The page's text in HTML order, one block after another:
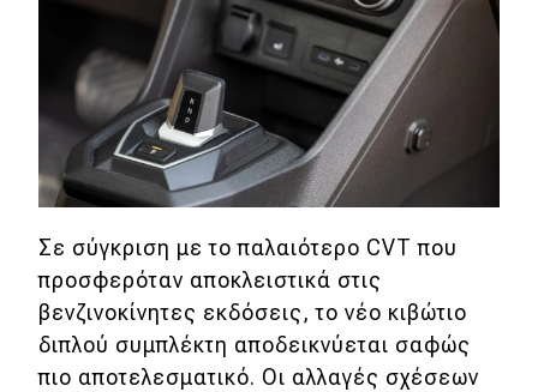
Σε σύγκριση με το παλαιότερο CVT που
προσφερόταν αποκλειστικά στις
βενζινοκίνητες εκδόσεις, το νέο κιβώτιο
διπλού συμπλέκτη αποδεικνύεται σαφώς
πιο αποτελεσματικό. Οι αλλαγές σχέσεων